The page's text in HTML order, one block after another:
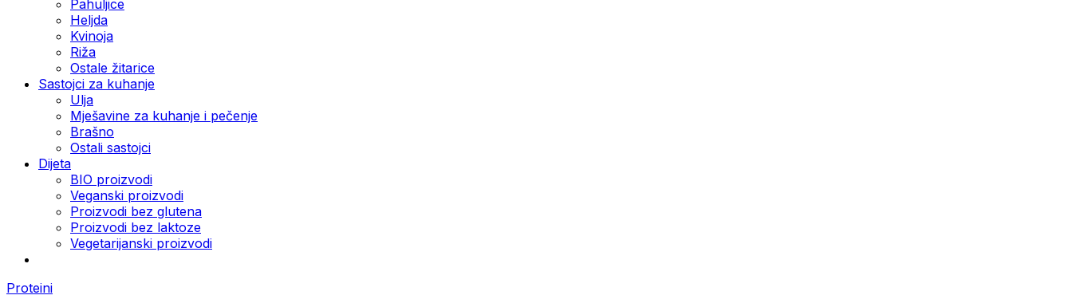
Pahuljice
Heljda
Kvinoja
Riža
Ostale žitarice
Sastojci za kuhanje
Ulja
Mješavine za kuhanje i pečenje
Brašno
Ostali sastojci
Dijeta
BIO proizvodi
Veganski proizvodi
Proizvodi bez glutena
Proizvodi bez laktoze
Vegetarijanski proizvodi
Proteini